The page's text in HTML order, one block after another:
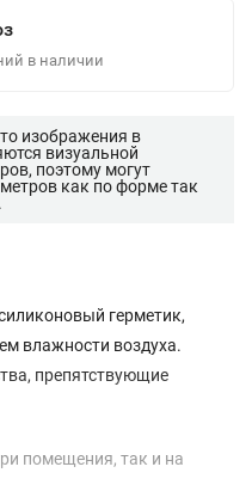
в наличии
изображения в
визуальной
поэтому могут
как по форме так
герметик,
влажности воздуха.
препятствующие
помещения, так и на